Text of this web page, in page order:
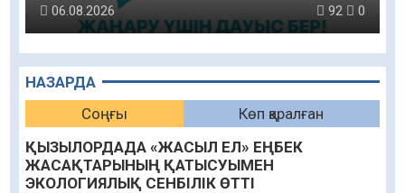
НАЗАРДА
Соңғы
Көп қаралған
ҚЫЗЫЛОРДАДА «ЖАСЫЛ ЕЛ» ЕҢБЕК
ЖАСАҚТАРЫНЫҢ ҚАТЫСУЫМЕН
ЭКОЛОГИЯЛЫҚ СЕНБІЛІК ӨТТІ
06.08.2026 92 0